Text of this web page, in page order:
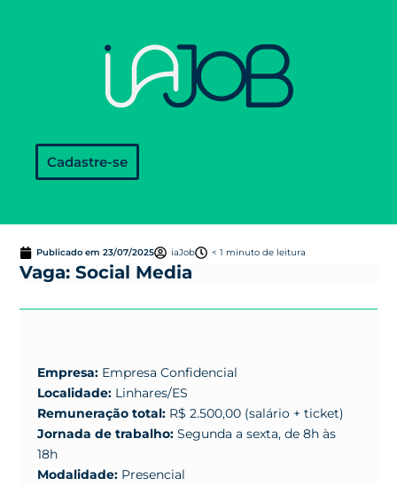
Cadastre-se
Publicado em 23/07/2025 iaJob < 1 minuto de leitura
Vaga: Social Media
Empresa: Empresa Confidencial
Localidade: Linhares/ES
Remuneração total: R$ 2.500,00 (salário + ticket)
Jornada de trabalho: Segunda a sexta, de 8h às
18h
Modalidade: Presencial